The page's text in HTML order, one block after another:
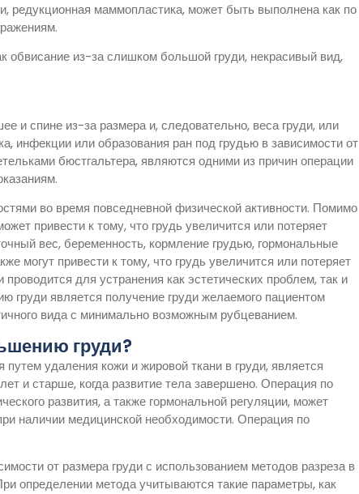
редукционная маммопластика, может быть выполнена как по
обвисание из-за слишком большой груди, некрасивый вид,
и спине из-за размера и, следовательно, веса груди, или
инфекции или образования ран под грудью в зависимости от
бюстгальтера, являются одними из причин операции
во время повседневной физической активности. Помимо
привести к тому, что грудь увеличится или потеряет
вес, беременность, кормление грудью, гормональные
могут привести к тому, что грудь увеличится или потеряет
для устранения как эстетических проблем, так и
является получение груди желаемого пациентом
вида с минимально возможным рубцеванием.
груди?
удаления кожи и жировой ткани в груди, является
и старше, когда развитие тела завершено. Операция по
развития, а также гормональной регуляции, может
наличии медицинской необходимости. Операция по
от размера груди с использованием методов разреза в
определении метода учитываются такие параметры, как